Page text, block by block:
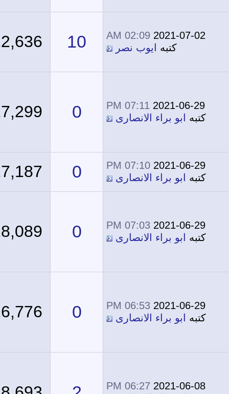
2021-07-02
02:09 AM
كتبهايوب نصر 10
22,636
2021-06-29
07:11 PM
كتبهابو براء الانصارى 17,299
2021-06-29
07:10 PM
كتبهابو براء الانصارى 17,187
2021-06-29
07:03 PM
كتبهابو براء الانصارى 18,089
2021-06-29
06:53 PM
كتبهابو براء الانصارى 16,776
2021-06-08
06:27 PM